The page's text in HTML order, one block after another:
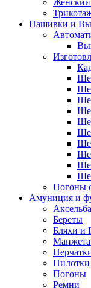
Женский
Нашивки и
Погоны
Амуниция и
Береты
Бляхи и
Пилотки
Погоны
Ремни